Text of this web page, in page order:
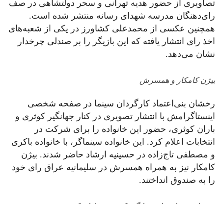
تصاویری از حضور هدیه تهرانی و سحر دولتشاهی در صف
رای‌دهنگان مدرسه شهدای رسانه منتشر شده است.
همچنین عکسی از محمدعلی کشاورز در یکی از شعبه‌های
اخذ رای انتشار یافته که این بازیگر را بر صندلی چرخدار
نشان می‌دهد.
بیژن کامکار و همسرش
رخشان بنی‌اعتماد کارگردان سینما در صفحه شخصی
اینستاگرامش با انتشار تصویری در کنار جهانگیر کوثری و
باران کوثری، حضور این خانواده را برای شرکت در
انتخابات اعلام کرد. این خانواده سینماگر، با خانواده باکری
و مصطفی تاج‌زاده در حسینیه ارشاد حاضر شدند. بیژن
کامکار نیز به همراه همسرش در سلیمانیه عراق رای خود
را به صندوق انداختند.